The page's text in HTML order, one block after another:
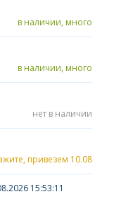
в наличии, много
в наличии, много
нет в наличии
привезем 10.08
15:53:11